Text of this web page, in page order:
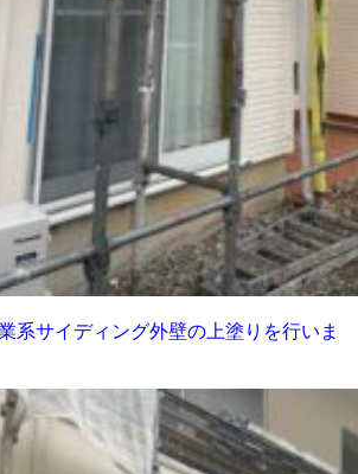
系サイディング外壁の上塗りを行いま